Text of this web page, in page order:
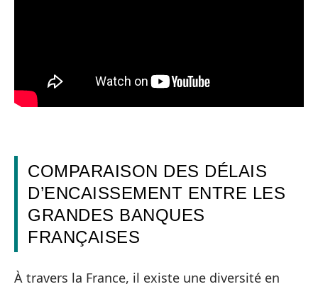
COMPARAISON DES DÉLAIS
D’ENCAISSEMENT ENTRE LES
GRANDES BANQUES
FRANÇAISES
À travers la France, il existe une diversité en